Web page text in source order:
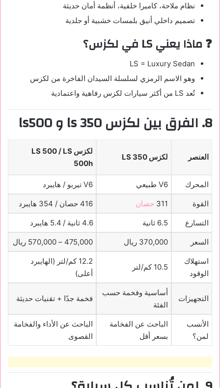
نظام ملاحة، كاميرا خلفية، أنظمة أمان حديثة
تصميم داخلي أنيق بلمسات خشبية أو جلدية
❓ ماذا يعني LS في لكزس؟
LS = Luxury Sedan
وهو الاسم الرمزي لسلسلة السيدان الفاخرة من لكزس
تُعد LS من أكثر سيارات لكزس رفاهية واعتمادية
8. الفرق بين لكزس ls 350 و ls500
العنصر لكزس LS 350
لكزس LS 500 / LS
500h
المحرك V6 طبيعي V6 تيربو / هايبرد
القوة 311 حصان 416 حصان / 354 هايبرد
التسارع 6.5 ثانية 4.6 ثانية / 5.4 هايبرد
السعر 370,000 ريال 475,000 – 570,000 ريال
استهلاك
الوقود
10.5 كم/لتر
12.2 كم/لتر (الهايبرد
أعلى)
التجهيزات
أساسية وفخمة حسب
الفئة
فخمة جدًا + تقنيات حديثة
الأنسب
لمن؟
الباحث عن الفخامة
بسعر أقل
الباحث عن الأداء والفخامة
القصوى